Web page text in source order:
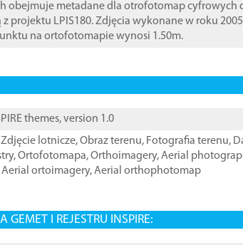
obejmuje metadane dla otrofotomap cyfrowych
projektu LPIS180. Zdjęcia wykonane w roku
na ortofotomapie wynosi 1.50m.
themes, version 1.0
Zdjęcie lotnicze,Obraz terenu, Fotografia terenu,
,Ortofotomapa,Orthoimagery,Aerial
Aerial ortoimagery,Aerial orthophotomap
GEMET I REJESTRU INSPIRE: